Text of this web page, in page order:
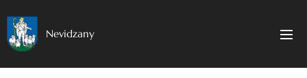
Nevidzany